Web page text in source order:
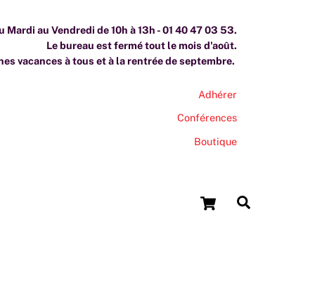
Cart
au Vendredi de 10h à 13h - 01 40 47 03 53.
Le bureau est fermé tout le mois d'août.
vacances à tous et à la rentrée de septembre.
Adhérer
Conférences
Boutique